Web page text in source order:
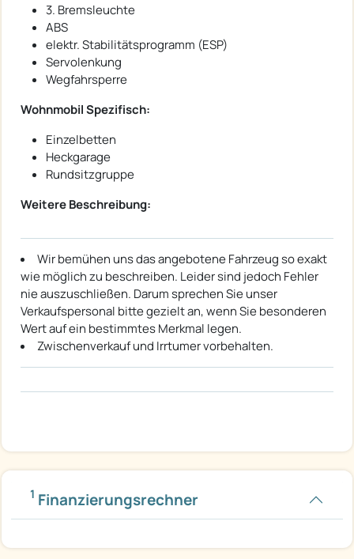
3. Bremsleuchte
ABS
elektr. Stabilitätsprogramm (ESP)
Servolenkung
Wegfahrsperre
Wohnmobil Spezifisch:
Einzelbetten
Heckgarage
Rundsitzgruppe
Weitere Beschreibung:
Wir bemühen uns das angebotene Fahrzeug so exakt
wie möglich zu beschreiben. Leider sind jedoch Fehler
nie auszuschließen. Darum sprechen Sie unser
Verkaufspersonal bitte gezielt an, wenn Sie besonderen
Wert auf ein bestimmtes Merkmal legen.
Zwischenverkauf und Irrtumer vorbehalten.
1 Finanzierungsrechner